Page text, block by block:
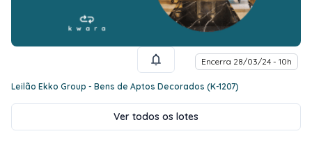
Encerra 28/03/24 - 10h
Leilão Ekko Group - Bens de Aptos Decorados (K-1207)
Ver todos os lotes